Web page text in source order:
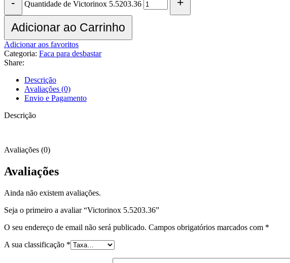
Quantidade de Victorinox 5.5203.36
Adicionar ao Carrinho
Adicionar aos favoritos
Categoria: Faca para desbastar
Share:
Descrição
Avaliações (0)
Envio e Pagamento
Descrição
Avaliações (0)
Avaliações
Ainda não existem avaliações.
Seja o primeiro a avaliar “Victorinox 5.5203.36”
O seu endereço de email não será publicado. Campos obrigatórios marcados com *
A sua classificação *